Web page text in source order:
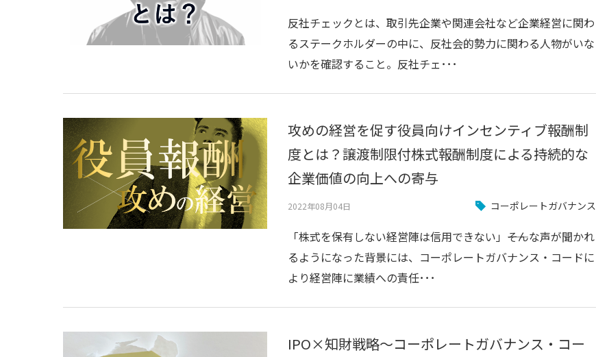
反社チェックとは、取引先企業や関連会社など企業経営に関わ
るステークホルダーの中に、反社会的勢力に関わる人物がいな
いかを確認すること。反社チェ･･･
攻めの経営を促す役員向けインセンティブ報酬制
度とは？譲渡制限付株式報酬制度による持続的な
企業価値の向上への寄与
2022年08月04日 コーポレートガバナンス
「株式を保有しない経営陣は信用できない」――そんな声が聞かれ
るようになった背景には、コーポレートガバナンス・コードに
より経営陣に業績への責任･･･
IPO×知財戦略～コーポレートガバナンス・コー